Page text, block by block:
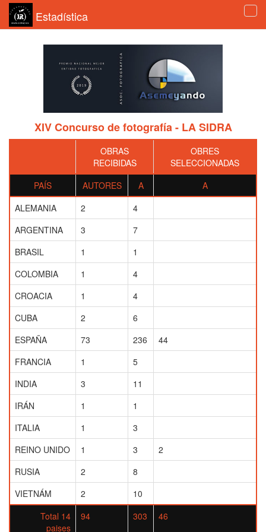
Estadística
XIV Concurso de fotografía - LA SIDRA
OBRAS
RECIBIDAS
OBRES
SELECCIONADAS
PAÍS
AUTORES A
A
ALEMANIA
2
4
ARGENTINA
3
7
BRASIL
1
1
COLOMBIA
1
4
CROACIA
1
4
CUBA
2
6
ESPAÑA
73 236
44
FRANCIA
1
5
INDIA
3
11
IRÁN
1
1
ITALIA
1
3
REINO UNIDO
1 3
2
RUSIA
2
8
VIETNÁM
2
10
Total 14
paises
94 303 46